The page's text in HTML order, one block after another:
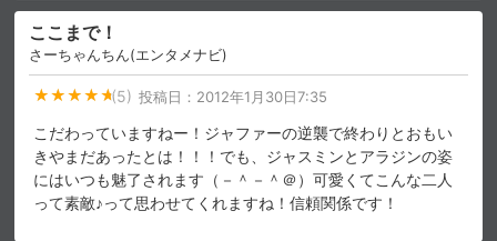
ここまで！
さーちゃんちん(エンタメナビ)
(5) 投稿日： 2012年1月30日7:35
こだわっていますねー！ジャファーの逆襲で終わりとおもい
きやまだあったとは！！！でも、ジャスミンとアラジンの姿
にはいつも魅了されます（－＾－＾＠）可愛くてこんな二人
って素敵♪って思わせてくれますね！信頼関係です！